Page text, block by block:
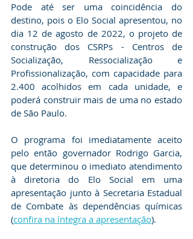
Pode até ser uma coincidência do
destino, pois o Elo Social apresentou, no
dia 12 de agosto de 2022, o projeto de
construção dos CSRPs - Centros de
Socialização, Ressocialização e
Profissionalização, com capacidade para
2.400 acolhidos em cada unidade, e
poderá construir mais de uma no estado
de São Paulo.
O programa foi imediatamente aceito
pelo então governador Rodrigo Garcia,
que determinou o imediato atendimento
à diretoria do Elo Social em uma
apresentação junto à Secretaria Estadual
de Combate às dependências químicas
(confira na íntegra a apresentação).